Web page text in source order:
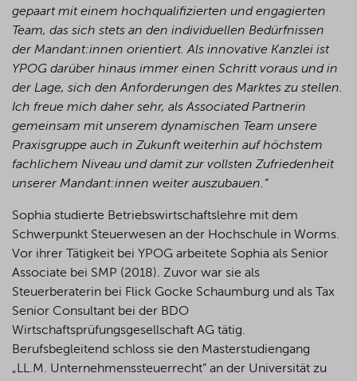
gepaart mit einem hochqualifizierten und engagierten
Team, das sich stets an den individuellen Bedürfnissen
der Mandant:innen orientiert. Als innovative Kanzlei ist
YPOG darüber hinaus immer einen Schritt voraus und in
der Lage, sich den Anforderungen des Marktes zu stellen.
Ich freue mich daher sehr, als Associated Partnerin
gemeinsam mit unserem dynamischen Team unsere
Praxisgruppe auch in Zukunft weiterhin auf höchstem
fachlichem Niveau und damit zur vollsten Zufriedenheit
unserer Mandant:innen weiter auszubauen.“
Sophia studierte Betriebswirtschaftslehre mit dem
Schwerpunkt Steuerwesen an der Hochschule in Worms.
Vor ihrer Tätigkeit bei YPOG arbeitete Sophia als Senior
Associate bei SMP (2018). Zuvor war sie als
Steuerberaterin bei Flick Gocke Schaumburg und als Tax
Senior Consultant bei der BDO
Wirtschaftsprüfungsgesellschaft AG tätig.
Berufsbegleitend schloss sie den Masterstudiengang
„LL.M. Unternehmenssteuerrecht” an der Universität zu